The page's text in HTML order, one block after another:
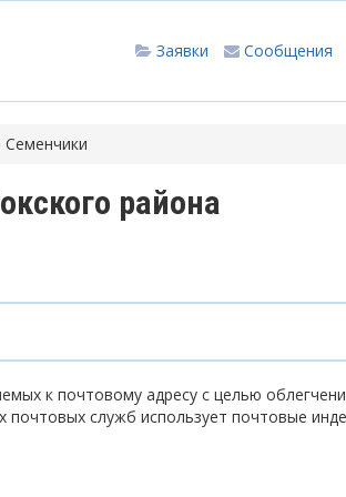
Сообщения
Заявки
Семенчики
района
к почтовому адресу с целью
служб использует почтовые